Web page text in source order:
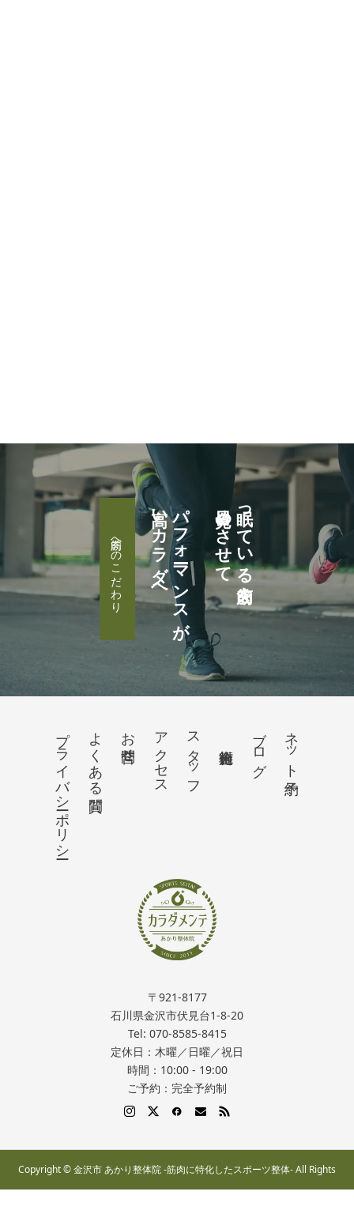
眠っている筋肉を
目覚めさせて
パフォーマンスが
高いカラダへ
筋肉へのこだわり
ネット予約
ブログ
スタッフ
アクセス
お問合せ
よくある質問
プライバシーポリシー
〒921-8177
石川県金沢市伏見台1-8-20
Tel: 070-8585-8415
定休日：木曜／日曜／祝日
時間：10:00 - 19:00
ご予約：完全予約制
Copyright © 金沢市 あかり整体院 -筋肉に特化したスポーツ整体- All Rights